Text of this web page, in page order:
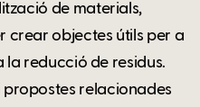
de materials,
crear objectes útils per a
la reducció de residus.
propostes relacionades